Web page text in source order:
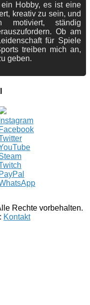
Hobby, es ist eine
kreativ zu sein, und
motiviert, ständig
Ob am
für Spiele
treiben mich an,
geben.
Instagram
Facebook
PayPal
Rechte vorbehalten.
Kontakt